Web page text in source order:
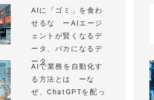
AIに「ゴミ」を食わ
せるな ーAIエージ
ェントが賢くなるデ
ータ、バカになるデ
ータ
AIで業務を自動化す
る方法とは ーな
ぜ、ChatGPTを配っ